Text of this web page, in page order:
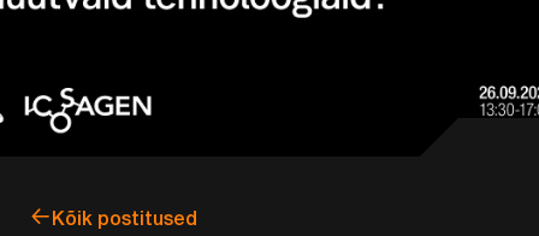
Kõik postitused